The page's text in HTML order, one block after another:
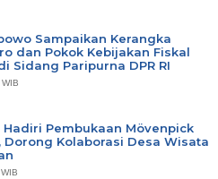
Sampaikan Kerangka
dan Pokok Kebijakan Fiskal
Sidang Paripurna DPR RI
Hadiri Pembukaan Mövenpick
Dorong Kolaborasi Desa Wisata